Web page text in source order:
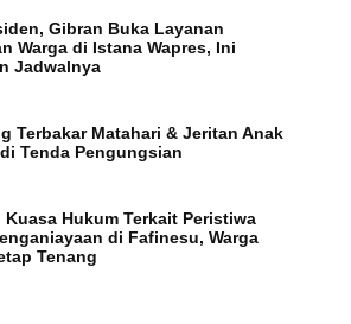
Gibran Buka Layanan
Warga di Istana Wapres, Ini
Jadwalnya
Terbakar Matahari & Jeritan Anak
Tenda Pengungsian
Hukum Terkait Peristiwa
di Fafinesu, Warga
Tenang